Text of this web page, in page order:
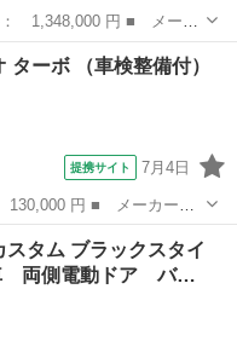
パイク ■ グレード名：
クカメラ 両側パワース
ーボ （車検整備付）
提携サイト 7月4日
■ グレード名： ターボ
ッション： AT4速 ...
タム ブラックスタイ
両側電動ドア バ…